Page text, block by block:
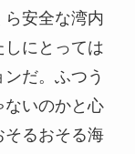
ら安全な湾内
しにとっては
だ。ふつう
ないのかと心
そるおそる海